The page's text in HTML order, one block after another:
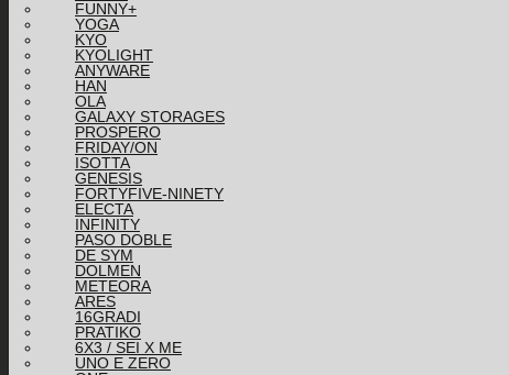
FUNNY+
YOGA
KYO
KYOLIGHT
ANYWARE
HAN
OLA
GALAXY STORAGES
PROSPERO
FRIDAY/ON
ISOTTA
GENESIS
FORTYFIVE-NINETY
ELECTA
INFINITY
PASO DOBLE
DE SYM
DOLMEN
METEORA
ARES
16GRADI
PRATIKO
6X3 / SEI X ME
UNO E ZERO